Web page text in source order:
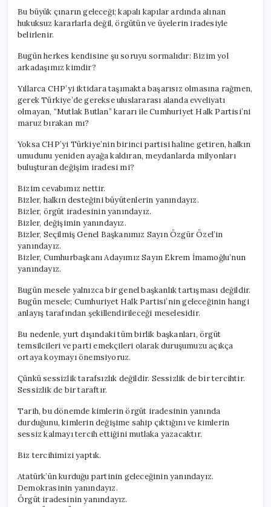
Bu büyük çınarın geleceği; kapalı kapılar ardında alınan
hukuksuz kararlarla değil, örgütün ve üyelerin iradesiyle
belirlenir.
Bugün herkes kendisine şu soruyu sormalıdır: Bizim yol
arkadaşımız kimdir?
Yıllarca CHP’yi iktidara taşımakta başarısız olmasına rağmen,
gerek Türkiye’de gerekse uluslararası alanda evveliyatı
olmayan, “Mutlak Butlan” kararı ile Cumhuriyet Halk Partisi’ni
maruz bırakan mı?
Yoksa CHP’yi Türkiye’nin birinci partisi haline getiren, halkın
umudunu yeniden ayağa kaldıran, meydanlarda milyonları
buluşturan değişim iradesi mi?
Bizim cevabımız nettir.
Bizler, halkın desteğini büyütenlerin yanındayız.
Bizler, örgüt iradesinin yanındayız.
Bizler, değişimin yanındayız.
Bizler, Seçilmiş Genel Başkanımız Sayın Özgür Özel’in
yanındayız.
Bizler, Cumhurbaşkanı Adayımız Sayın Ekrem İmamoğlu’nun
yanındayız.
Bugün mesele yalnızca bir genel başkanlık tartışması değildir.
Bugün mesele; Cumhuriyet Halk Partisi’nin geleceğinin hangi
anlayış tarafından şekillendirileceği meselesidir.
Bu nedenle, yurt dışındaki tüm birlik başkanları, örgüt
temsilcileri ve parti emekçileri olarak duruşumuzu açıkça
ortaya koymayı önemsiyoruz.
Çünkü sessizlik tarafsızlık değildir. Sessizlik de bir tercihtir.
Sessizlik de bir taraftır.
Tarih, bu dönemde kimlerin örgüt iradesinin yanında
durduğunu, kimlerin değişime sahip çıktığını ve kimlerin
sessiz kalmayı tercih ettiğini mutlaka yazacaktır.
Biz tercihimizi yaptık.
Atatürk’ün kurduğu partinin geleceğinin yanındayız.
Demokrasinin yanındayız.
Örgüt iradesinin yanındayız.